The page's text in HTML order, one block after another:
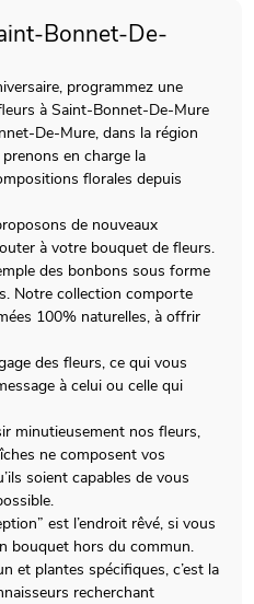
Bonnet-De-
programmez une
à Saint-Bonnet-De-Mure
De-Mure, dans la région
en charge la
florales depuis
de nouveaux
à votre bouquet de fleurs.
des bonbons sous forme
Notre collection comporte
100% naturelles, à offrir
des fleurs, ce qui vous
à celui ou celle qui
minutieusement nos fleurs,
ne composent vos
soient capables de vous
est l’endroit rêvé, si vous
bouquet hors du commun.
et plantes spécifiques, c’est la
recherchant